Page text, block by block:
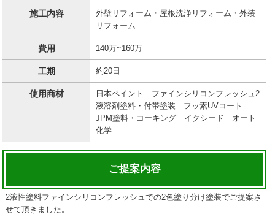
施工内容
外壁リフォーム・屋根洗浄リフォーム・外装
リフォーム
費用 140万~160万
工期 約20日
使用商材
日本ペイント ファインシリコンフレッシュ2
液溶剤塗料・付帯塗装 フッ素UVコート
JPM塗料・コーキング イクシード オート
化学
ご提案内容
2液性塗料ファインシリコンフレッシュでの2色塗り分け塗装でご提案さ
せて頂きました。